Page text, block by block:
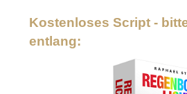
Kostenloses Script -
entlang: